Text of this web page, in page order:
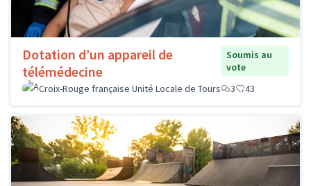
Dotation d’un appareil de
télémédecine
Soumis au
vote
Croix-Rouge française Unité Locale de Tours
3 43